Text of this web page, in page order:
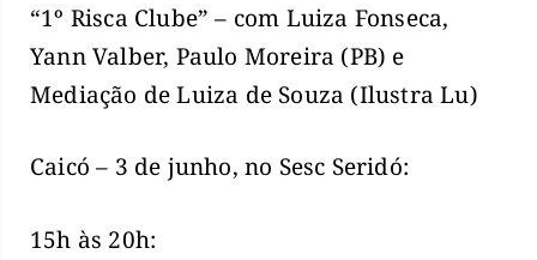
“1º Risca Clube” – com Luiza Fonseca,
Yann Valber, Paulo Moreira (PB) e
Mediação de Luiza de Souza (Ilustra Lu)
Caicó – 3 de junho, no Sesc Seridó:
15h às 20h: